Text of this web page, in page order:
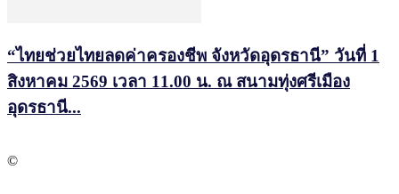
“ไทยช่วยไทยลดค่าครองชีพ จังหวัดอุดรธานี” วันที่ 1
สิงหาคม 2569 เวลา 11.00 น. ณ สนามทุ่งศรีเมือง
อุดรธานี...
©